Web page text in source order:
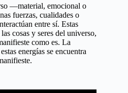
—material, emocional o
fuerzas, cualidades o
entre sí. Estas
cosas y seres del universo,
como es. La
energías se encuentra